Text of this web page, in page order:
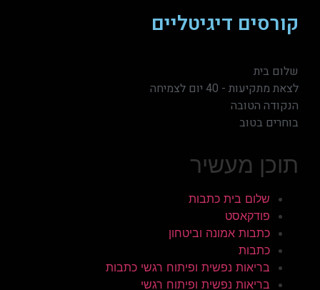
קורסים דיגיטליים
שלום בית
לצאת מתקיעות - 40 יום לצמיחה
הנקודה הטובה
בוחרים בטוב
תוכן מעשיר
שלום בית כתבות
פודקאסט
כתבות אמונה וביטחון
כתבות
בריאות נפשית ופיתוח רגשי כתבות
בריאות נפשית ופיתוח רגשי